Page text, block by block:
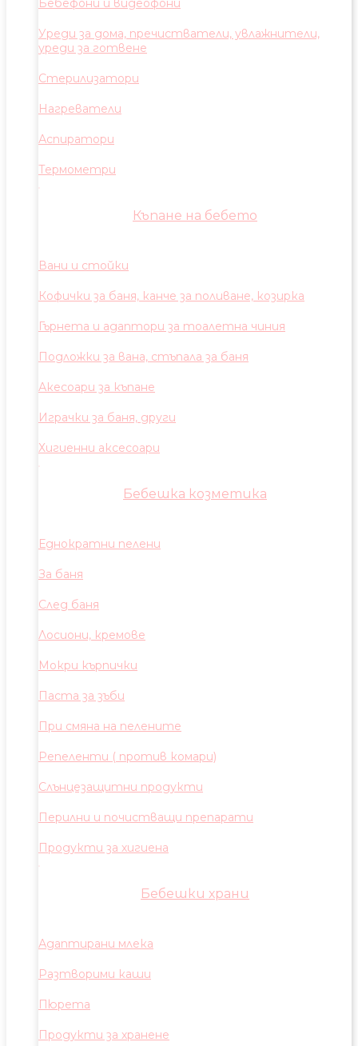
Бебефони и видеофони
Уреди за дома, пречистватели, увлажнители,
уреди за готвене
Стерилизатори
Нагреватели
Аспиратори
Термометри
Къпане на бебето
Вани и стойки
Кофички за баня, канче за поливане, козирка
Гърнета и адаптори за тоалетна чиния
Подложки за вана, стъпала за баня
Акесоари за къпане
Играчки за баня, други
Хигиенни аксесоари
Бебешка козметика
Еднократни пелени
За баня
След баня
Лосиони, кремове
Мокри кърпички
Паста за зъби
При смяна на пелените
Репеленти ( против комари)
Слънцезащитни продукти
Перилни и почистващи препарати
Продукти за хигиена
Бебешки храни
Адаптирани млека
Разтворими каши
Пюрета
Продукти за хранене